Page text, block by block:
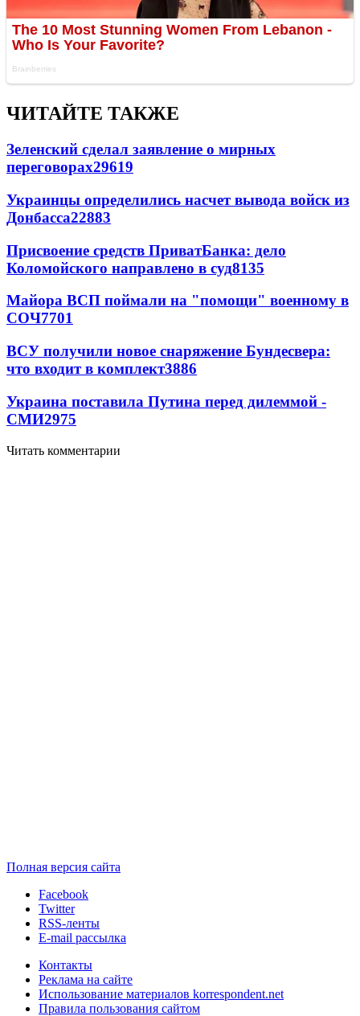
ЧИТАЙТЕ ТАКЖЕ
Зеленский сделал заявление о мирных
переговорах29619
Украинцы определились насчет вывода войск из
Донбасса22883
Присвоение средств ПриватБанка: дело
Коломойского направлено в суд8135
Майора ВСП поймали на "помощи" военному в
СОЧ7701
ВСУ получили новое снаряжение Бундесвера:
что входит в комплект3886
Украина поставила Путина перед дилеммой -
СМИ2975
Читать комментарии
Полная версия сайта
Facebook
Twitter
RSS-ленты
E-mail рассылка
Контакты
Реклама на сайте
Использование материалов korrespondent.net
Правила пользования сайтом